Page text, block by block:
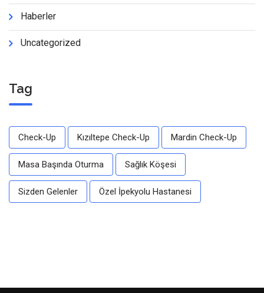
Haberler
Uncategorized
Tag
Check-Up Kızıltepe Check-Up Mardin Check-Up
Masa Başında Oturma Sağlık Köşesi
Sizden Gelenler Özel İpekyolu Hastanesi